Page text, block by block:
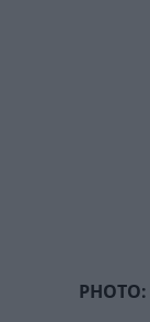
PHOTO: